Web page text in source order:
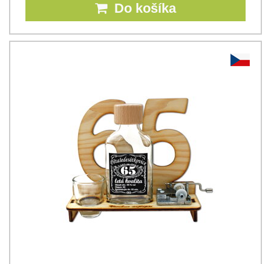
Do košíka